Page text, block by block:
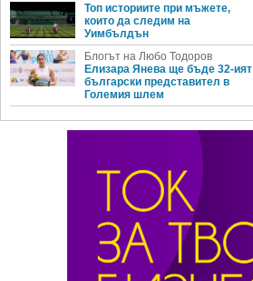
Топ историите при мъжете,
които да следим на
Уимбълдън
Блогът на Любо Тодоров
Елизара Янева ще бъде 32-ият
български представител в
Големия шлем